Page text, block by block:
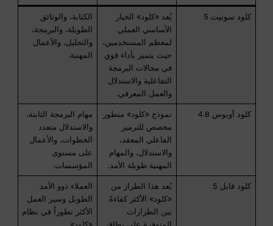
كلود سونيت 5
يُعد «كلود» الخيار
الأساسي العملي
لمعظم المستخدمين،
حيث يتميز بأداء قوي
في مجالات البرمجة
التفاعلية والاستدلال
والعمل المعرفي.
الكتابة، والوثائق
الطويلة، والبرمجة،
والتحليل، والأعمال
المهنية.
كلود أوبوس 4.8
نموذج «كلود» متطور
مخصص للترميز
الفاعلي المعقد،
والاستدلال، والمهام
المهنية طويلة الأمد.
مهام البرمجة الثابتة،
والاستدلال متعدد
الخطوات، والأعمال
على مستوى
المؤسسات.
كلود فابل 5
يُعد هذا الطراز من
«كلود» الأكثر كفاءةً
بين الطرازات
العملاء ذوو الأمد
الطويل وسير العمل
الأكثر تطوراً في نظام